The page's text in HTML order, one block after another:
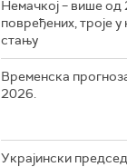
Немачкој – више од
повређених, троје
стању
Временска
2026.
Украјински